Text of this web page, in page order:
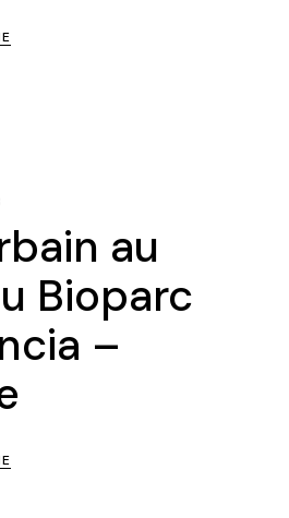
au
Bioparc
–